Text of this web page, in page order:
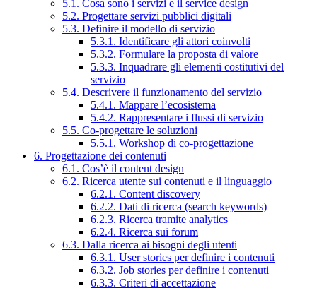
5.1. Cosa sono i servizi e il service design
5.2. Progettare servizi pubblici digitali
5.3. Definire il modello di servizio
5.3.1. Identificare gli attori coinvolti
5.3.2. Formulare la proposta di valore
5.3.3. Inquadrare gli elementi costitutivi del
servizio
5.4. Descrivere il funzionamento del servizio
5.4.1. Mappare l’ecosistema
5.4.2. Rappresentare i flussi di servizio
5.5. Co-progettare le soluzioni
5.5.1. Workshop di co-progettazione
6. Progettazione dei contenuti
6.1. Cos’è il content design
6.2. Ricerca utente sui contenuti e il linguaggio
6.2.1. Content discovery
6.2.2. Dati di ricerca (search keywords)
6.2.3. Ricerca tramite analytics
6.2.4. Ricerca sui forum
6.3. Dalla ricerca ai bisogni degli utenti
6.3.1. User stories per definire i contenuti
6.3.2. Job stories per definire i contenuti
6.3.3. Criteri di accettazione